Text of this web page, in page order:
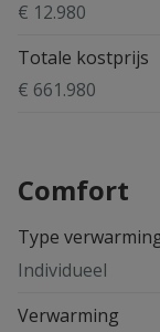
€ 12.980
Totale kostprijs
€ 661.980
Comfort
Type
Individueel
Verwarming